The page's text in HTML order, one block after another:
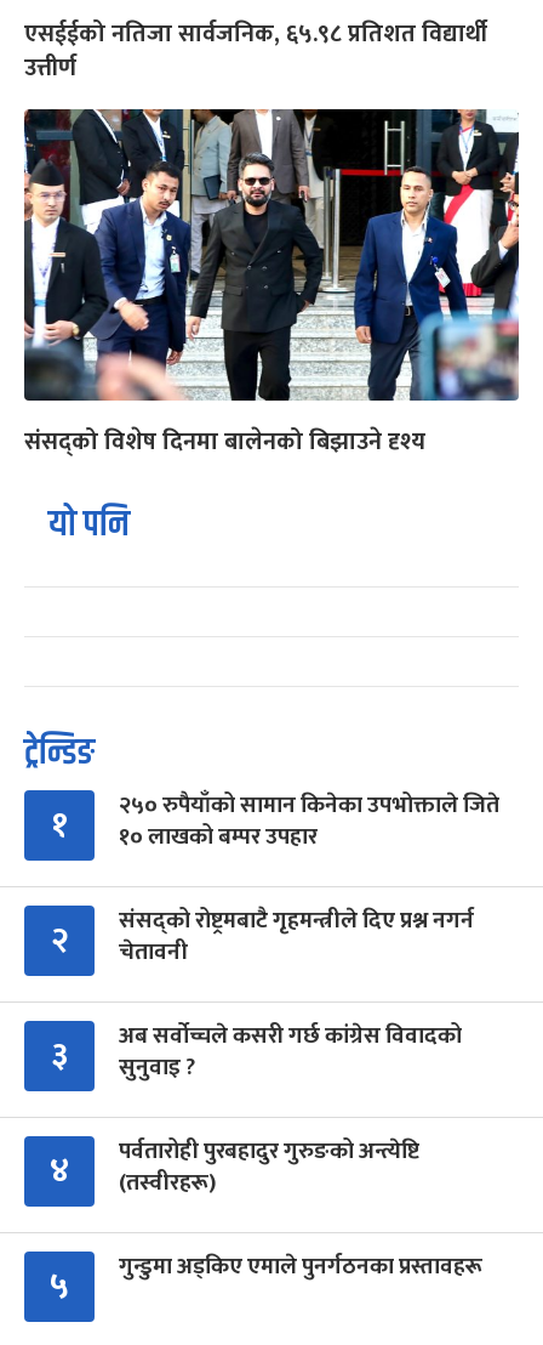
एसईईको नतिजा सार्वजनिक, ६५.९८ प्रतिशत विद्यार्थी
उत्तीर्ण
संसद्को विशेष दिनमा बालेनको बिझाउने दृश्य
यो पनि
ट्रेन्डिङ
१
२५० रुपैयाँको सामान किनेका उपभोक्ताले जिते
१० लाखको बम्पर उपहार
२
संसद्को रोष्ट्रमबाटै गृहमन्त्रीले दिए प्रश्न नगर्न
चेतावनी
३
अब सर्वोच्चले कसरी गर्छ कांग्रेस विवादको
सुनुवाइ ?
४
पर्वतारोही पुरबहादुर गुरुङको अन्त्येष्टि
(तस्वीरहरू)
५ गुन्डुमा अड्किए एमाले पुनर्गठनका प्रस्तावहरू